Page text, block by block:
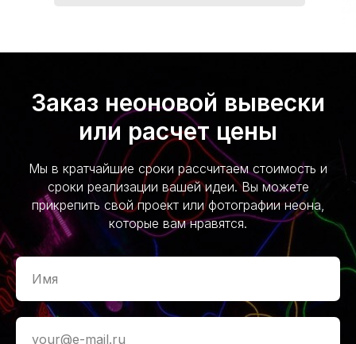
Заказ неоновой вывески
или расчет цены
Мы в кратчайшие сроки рассчитаем стоимость и
сроки реализации вашей идеи. Вы можете
прикрепить свой проект или фотографии неона,
которые вам нравятся.